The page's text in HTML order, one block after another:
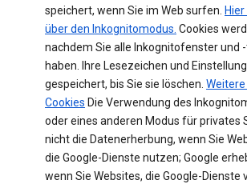
speichert, wenn Sie im Web surfen.
über den Inkognitomodus. Cookies
nachdem Sie alle Inkognitofenster und
haben. Ihre Lesezeichen und
gespeichert, bis Sie sie löschen.
Cookies Die Verwendung des
oder eines anderen Modus für privates
nicht die Datenerherbung, wenn Sie
die Google-Dienste nutzen; Google
wenn Sie Websites, die Google-Dienste